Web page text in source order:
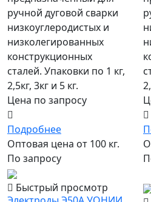
ручной дуговой сварки
низкоуглеродистых и
низколегированных
конструкционных
сталей. Упаковки по 1 кг,
2,5кг, 3кг и 5 кг.
Цена по запросу
Подробнее
Оптовая цена от 100 кг.
По запросу
Быстрый просмотр